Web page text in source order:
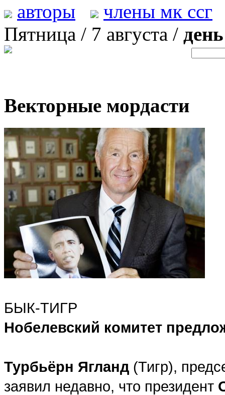
авторы
члены мк ссг
Пятница / 7 августа /
Векторные мордасти
БЫК-ТИГР
Нобелевский комитет
Турбьёрн Ягланд (Тигр),
заявил недавно, что президент